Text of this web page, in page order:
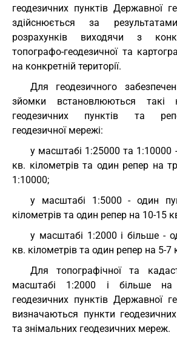
геодезичних пунктів Державної
здійснюється за
розрахунків виходячи з
топографо-геодезичної та
на конкретній території.
Для геодезичного
зйомки встановлюються такі
геодезичних пунктів та
геодезичної мережі:
у масштабі 1:25000 та 1:10000
кв. кілометрів та один репер на
1:10000;
у масштабі 1:5000 - один
кілометрів та один репер на 10-15
у масштабі 1:2000 і більше -
кв. кілометрів та один репер на 5-7
Для топографічної та
масштабі 1:2000 і більше
геодезичних пунктів Державної
визначаються пункти
та знімальних геодезичних мереж.